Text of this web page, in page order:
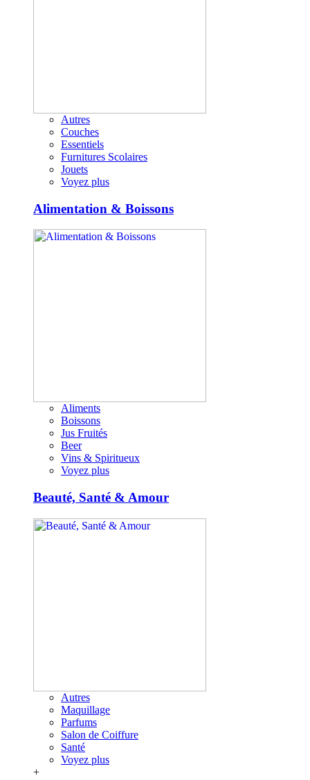
Autres
Couches
Essentiels
Furnitures Scolaires
Jouets
Voyez plus
Alimentation & Boissons
Aliments
Boissons
Jus Fruités
Beer
Vins & Spiritueux
Voyez plus
Beauté, Santé & Amour
Autres
Maquillage
Parfums
Salon de Coiffure
Santé
Voyez plus
+